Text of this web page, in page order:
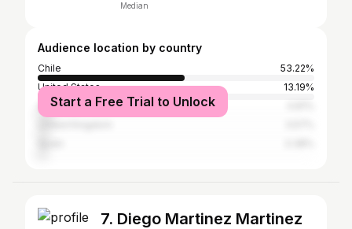
Median
Audience location by country
Chile
53.22%
United States
13.19%
Argentina
Start a Free Trial to Unlock
7. Diego Martinez Martinez